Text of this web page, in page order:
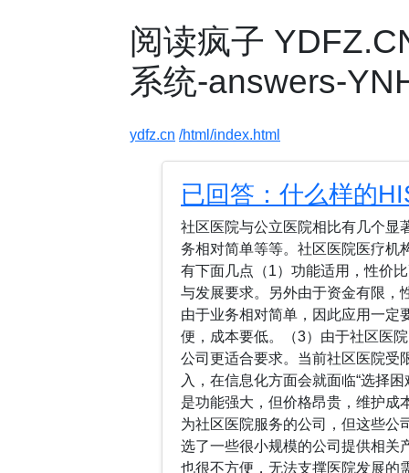
阅读疯子
系统-answers-
ydfz.cn /html/index.html
已回答：什么样的
社区医院与公立医院相比有几个显
务相对简单等等。社区医院医疗机
有下面几点（1）功能适用，性价
与发展要求。另外由于资金有限，
由于业务相对简单，因此应用一定
便，成本要低。（3）由于社区医
公司更适合要求。当前社区医院受
入，在信息化方面会就面临“选择
是功能强大，但价格昂贵，维护成
为社区医院服务的公司，但这些公
选了一些很小规模的公司提供相关
也很不方便，无法支撑医院发展的